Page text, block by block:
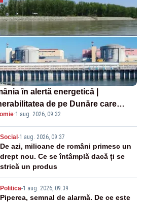
în alertă energetică |
de pe Dunăre care
în pericol Centrala Cernavodă era
de pe vremea lui Ceaușescu
·1 aug. 2026, 09:32
Social -1 aug. 2026, 09:37
De azi, milioane de români primesc un
drept nou. Ce se întâmplă dacă ți se
strică un produs
Politica-1 aug. 2026, 09:39
Piperea, semnal de alarmă. De ce este